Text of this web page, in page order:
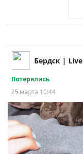
Бердск | Live
Потерялись
25 марта 10:44